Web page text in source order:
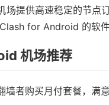
提供高速稳定的节点
for Android 的软
机场推荐
者购买月付套餐，满